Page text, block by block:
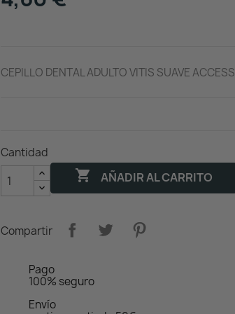
CEPILLO DENTAL ADULTO VITIS SUAVE ACCESS
Cantidad
 AÑADIR AL CARRITO
Compartir
Pago
100% seguro
Envío